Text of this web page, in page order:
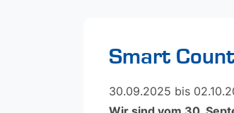
Smart
30.09.2025 bis